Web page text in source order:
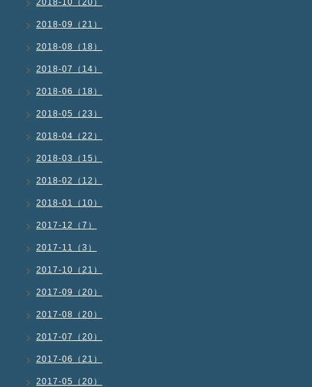
2018-10（20）
2018-09（21）
2018-08（18）
2018-07（14）
2018-06（18）
2018-05（23）
2018-04（22）
2018-03（15）
2018-02（12）
2018-01（10）
2017-12（7）
2017-11（3）
2017-10（21）
2017-09（20）
2017-08（20）
2017-07（20）
2017-06（21）
2017-05（20）